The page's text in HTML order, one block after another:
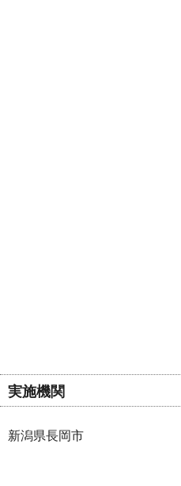
実施機関
新潟県長岡市